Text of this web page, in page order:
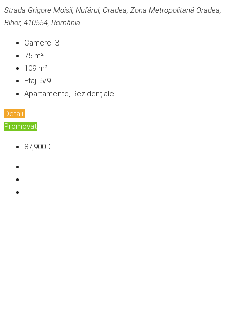
Strada Grigore Moisil, Nufărul, Oradea, Zona Metropolitană Oradea,
Bihor, 410554, România
Camere: 3
75 m²
109 m²
Etaj: 5/9
Apartamente, Rezidențiale
Detalii
Promovat
87,900 €